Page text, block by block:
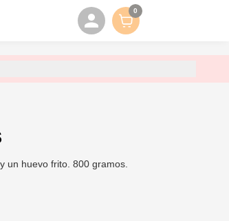
0
un huevo frito. 800 gramos.